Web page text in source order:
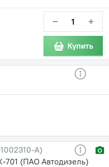
− +
Купить
А)
701 (ПАО Автодизель)